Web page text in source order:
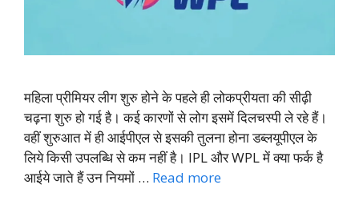
महिला प्रीमियर लीग शुरु होने के पहले ही लोकप्रीयता की सीढ़ी
चढ़ना शुरु हो गई है। कई कारणों से लोग इसमें दिलचस्पी ले रहे हैं।
वहीं शुरुआत में ही आईपीएल से इसकी तुलना होना डब्लयूपीएल के
लिये किसी उपलब्धि से कम नहीं है। IPL और WPL में क्या फर्क है
आईये जाते हैं उन नियमों … Read more